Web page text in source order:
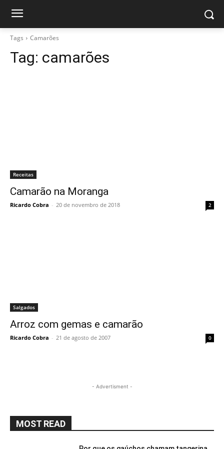
Tags Camarões
Tag: camarões
Receitas
Camarão na Moranga
Ricardo Cobra - 20 de novembro de 2018 2
Salgados
Arroz com gemas e camarão
Ricardo Cobra - 21 de agosto de 2007 0
- Advertisment -
MOST READ